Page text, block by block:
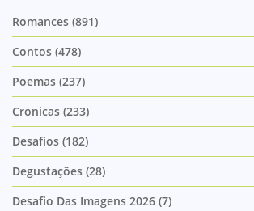
Romances (891)
Contos (478)
Poemas (237)
Cronicas (233)
Desafios (182)
Degustações (28)
Desafio Das Imagens 2026 (7)